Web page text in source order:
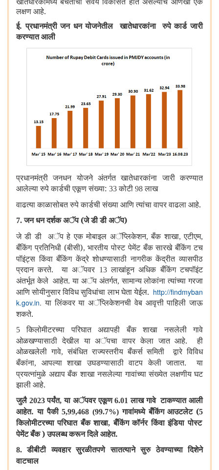
लक्षण आहे.
ई. प्रधानमंत्री जन धन योजनेतील खातेधारकांना रुपे कार्ड जारी
करण्यात आली
प्रधानमंत्री जनधन योजने अंतर्गत खातेधारकांना जारी करण्यात
आलेल्या रुपे कार्डची एकूण संख्या: 33कोटी 98लाख
वाढत्या काळासोबत रुपे कार्डची संख्या आणि त्यांचा वापर वाढला आहे.
7.जन धन दर्शक अॅप (जे डी डी अॅप)
जे डी डी अॅप हे एक मोबाइल अॅप्लिकेशन,बँक शाखा,एटीएम,
बँकिंग प्रतिनिधी (बीसी),भारतीय पोस्ट पेमेंट बँक सारखे बँकिंग टच
पॉइंट्स किंवा बँकिंग केंद्रे शोधण्यासाठी नागरीक केंद्रीत व्यासपीठ
प्रदान करते. या अॅपवर 13लाखांहून अधिक बँकिंग टचपॉइंट
अंतर्भूत केले आहेत. या अॅप अंतर्गत,सामान्य लोकांना त्यांच्या गरजा
आणि सोयीनुसार विविध सुविधांचा लाभ घेता येईल. http://findmyban
k.gov.in. या लिंकवर या अॅप्लिकेशनची वेब आवृत्ती पाहिली जाऊ
शकते.
5
किलोमीटरच्या परिघात अद्यापही बँक शाखा नसलेली गावे
ओळखण्यासाठी देखील या अॅपचा वापर केला जात आहे. ही
ओळखलेली गावे,संबंधित राज्यस्तरीय बँकर्स समिती द्वारे विविध
बँकांना, आपल्या शाखा उघडण्यासाठी वाटप केली जातात. या
प्रयत्नांमुळे अद्याप बँक शाखा नसलेल्या गावांच्या संख्येत लक्षणीय घट
झाली आहे.
जुलै 2023पर्यंत,या अॅपवर एकूण6.01 लाख गावे टाकण्यात आली
आहेत. या पैकी5,99,468 (99.7%)गावांमध्ये बँकिंग आउटलेट (5
किलोमीटरच्या परिघात बँक शाखा,बँकिंग कॉर्नर किंवा इंडिया पोस्ट
पेमेंट बँक ) उपलब्ध करून दिले आहेत.
8.डीबीटी व्यवहार सुरळीतपणे सातत्याने सुरु ठेवण्याच्या दिशेने
वाटचाल